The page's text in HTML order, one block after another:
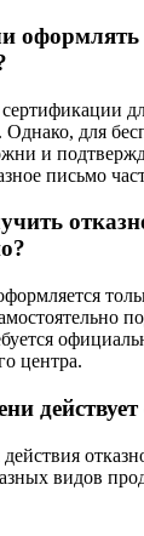
сертификации
для
и
письмо
центра.
видов